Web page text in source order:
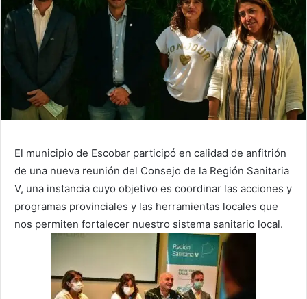
El municipio de Escobar participó en calidad de anfitrión
de una nueva reunión del Consejo de la Región Sanitaria
V, una instancia cuyo objetivo es coordinar las acciones y
programas provinciales y las herramientas locales que
nos permiten fortalecer nuestro sistema sanitario local.